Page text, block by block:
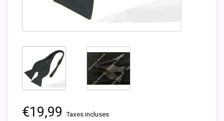
€19,99 Taxes incluses